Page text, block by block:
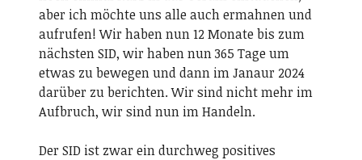
aber ich möchte uns alle auch ermahnen und
aufrufen! Wir haben nun 12 Monate bis zum
nächsten SID, wir haben nun 365 Tage um
etwas zu bewegen und dann im Janaur 2024
darüber zu berichten. Wir sind nicht mehr im
Aufbruch, wir sind nun im Handeln.
Der SID ist zwar ein durchweg positives